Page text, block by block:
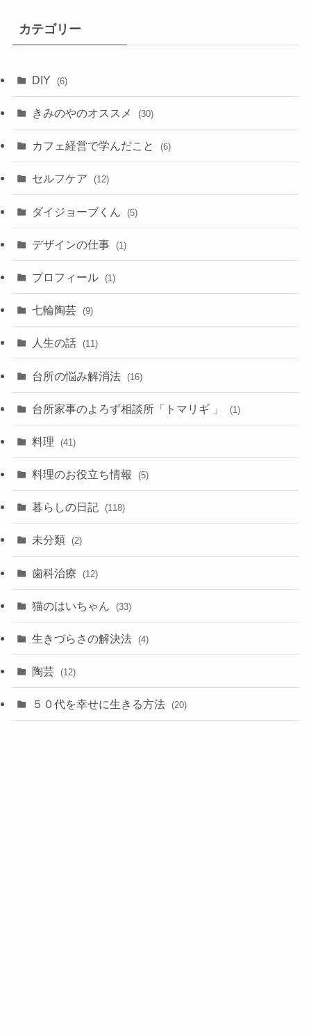
ブ
カテゴリー
DIY (6)
きみのやのオススメ (30)
カフェ経営で学んだこと (6)
セルフケア (12)
ダイジョーブくん (5)
デザインの仕事 (1)
プロフィール (1)
七輪陶芸 (9)
人生の話 (11)
台所の悩み解消法 (16)
台所家事のよろず相談所「トマリギ 」 (1)
料理 (41)
料理のお役立ち情報 (5)
暮らしの日記 (118)
未分類 (2)
歯科治療 (12)
猫のはいちゃん (33)
生きづらさの解決法 (4)
陶芸 (12)
５０代を幸せに生きる方法 (20)